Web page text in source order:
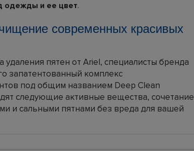
одежды и ее цвет.
современных красивых
пятен от Ariel, специалисты бренда
запатентованный комплекс
под общим названием Deep Clean
следующие активные вещества, сочетание
и сальными пятнами без вреда для вашей